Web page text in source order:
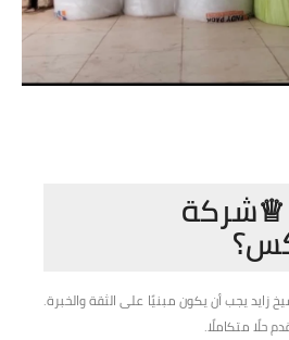
♕شركة
زايد يجب أن يكون مبنيًا على الثقة والخبرة.
حلًا متكاملًا.